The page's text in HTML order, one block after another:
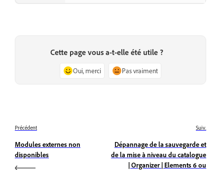
Cette page vous a-t-elle été utile ?
Oui, merci Pas vraiment
Précédent
Modules externes non
disponibles
Suiv.
Dépannage de la sauvegarde et
de la mise à niveau du catalogue
| Organizer | Elements 6 ou